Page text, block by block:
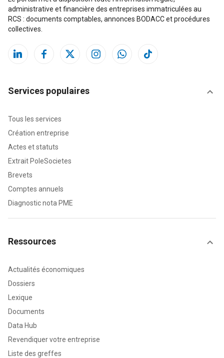
administrative et financière des entreprises immatriculées au
RCS : documents comptables, annonces BODACC et procédures
collectives.
Services populaires
Tous les services
Création entreprise
Actes et statuts
Extrait PoleSocietes
Brevets
Comptes annuels
Diagnostic nota PME
Ressources
Actualités économiques
Dossiers
Lexique
Documents
Data Hub
Revendiquer votre entreprise
Liste des greffes